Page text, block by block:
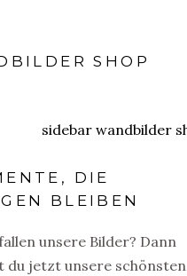
SHOP
DIE
BLEIBEN
unsere Bilder? Dann
du jetzt unsere schönsten